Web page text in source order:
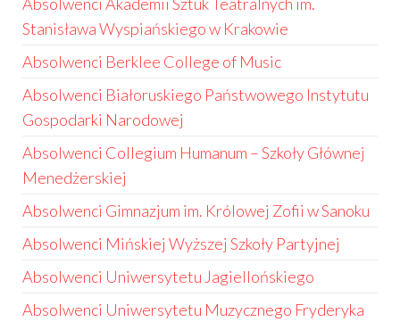
Stanisława Wyspiańskiego w Krakowie
Absolwenci Berklee College of Music
Absolwenci Białoruskiego Państwowego Instytutu
Gospodarki Narodowej
Absolwenci Collegium Humanum – Szkoły Głównej
Menedżerskiej
Absolwenci Gimnazjum im. Królowej Zofii w Sanoku
Absolwenci Mińskiej Wyższej Szkoły Partyjnej
Absolwenci Uniwersytetu Jagiellońskiego
Absolwenci Uniwersytetu Muzycznego Fryderyka